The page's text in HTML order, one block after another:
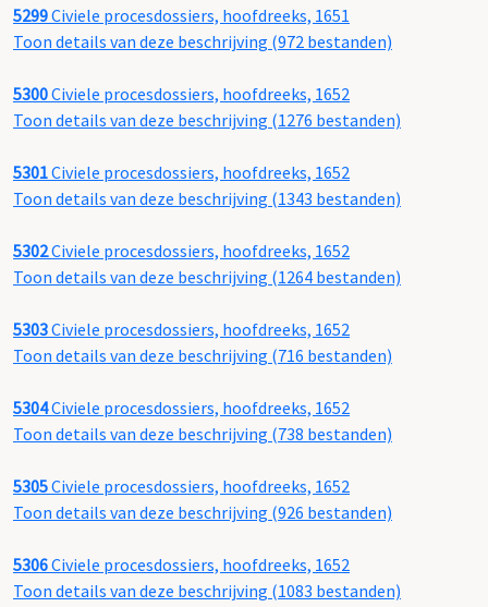
5299Civiele procesdossiers, hoofdreeks, 1651
Toon details van deze beschrijving (972 bestanden)
5300Civiele procesdossiers, hoofdreeks, 1652
Toon details van deze beschrijving (1276 bestanden)
5301Civiele procesdossiers, hoofdreeks, 1652
Toon details van deze beschrijving (1343 bestanden)
5302Civiele procesdossiers, hoofdreeks, 1652
Toon details van deze beschrijving (1264 bestanden)
5303Civiele procesdossiers, hoofdreeks, 1652
Toon details van deze beschrijving (716 bestanden)
5304Civiele procesdossiers, hoofdreeks, 1652
Toon details van deze beschrijving (738 bestanden)
5305Civiele procesdossiers, hoofdreeks, 1652
Toon details van deze beschrijving (926 bestanden)
5306Civiele procesdossiers, hoofdreeks, 1652
Toon details van deze beschrijving (1083 bestanden)